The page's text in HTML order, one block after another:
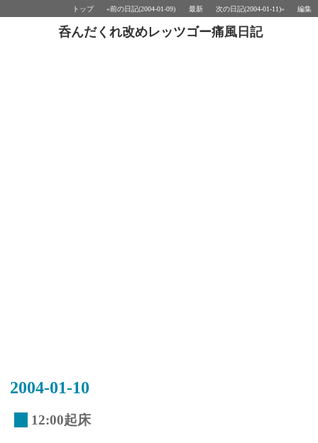
トップ «前の日記(2004-01-09) 最新 次の日記(2004-01-11)» 編集
呑んだくれ改めレッツゴー痛風日記
2004-01-10
12:00起床